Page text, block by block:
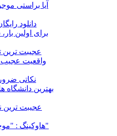
آیا براستی
دانلود
برای اولین
عجیبت ترین
نکاتی
بهترین
عجیبت ترین
هاوكينگ : "موجودات فضايي وجود دارند"